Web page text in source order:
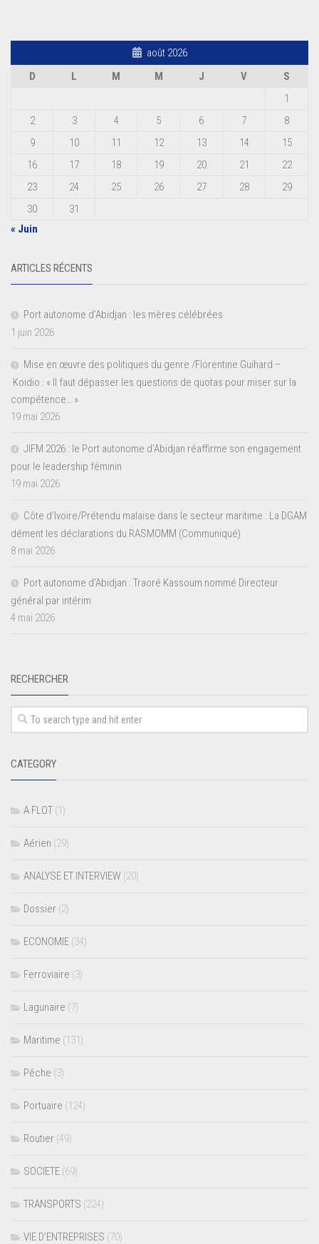
août 2026
D
L M M J V
S
1
2
3 4 5 6 7
8
9
10 11 12 13 14
15
16
17 18 19 20 21
22
23
24 25 26 27 28
29
30
31
« Juin
ARTICLES RÉCENTS
Port autonome d’Abidjan : les mères célébrées
1 juin 2026
Mise en œuvre des politiques du genre /Florentine Guihard –
Koidio : « Il faut dépasser les questions de quotas pour miser sur la
compétence… »
19 mai 2026
JIFM 2026 : le Port autonome d’Abidjan réaffirme son engagement
pour le leadership féminin
19 mai 2026
Côte d’Ivoire/Prétendu malaise dans le secteur maritime : La DGAM
dément les déclarations du RASMOMM (Communiqué)
8 mai 2026
Port autonome d’Abidjan : Traoré Kassoum nommé Directeur
général par intérim
4 mai 2026
RECHERCHER
CATEGORY
A FLOT (1)
Aérien (29)
ANALYSE ET INTERVIEW (20)
Dossier (2)
ECONOMIE (34)
Ferroviaire (3)
Lagunaire (7)
Maritime (131)
Pêche (3)
Portuaire (124)
Routier (49)
SOCIETE (69)
TRANSPORTS (224)
VIE D’ENTREPRISES (70)